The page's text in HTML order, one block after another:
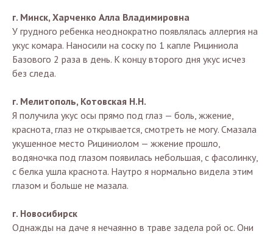
г. Минск, Харченко Алла Владимировна
У грудного ребенка неоднократно появлялась аллергия на
укус комара. Наносили на соску по 1 капле Рициниола
Базового 2 раза в день. К концу второго дня укус исчез
без следа.
г. Мелитополь, Котовская Н.Н.
Я получила укус осы прямо под глаз — боль, жжение,
краснота, глаз не открывается, смотреть не могу. Смазала
укушенное место Рициниолом — жжение прошло,
водяночка под глазом появилась небольшая, с фасолинку,
с белка ушла краснота. Наутро я нормально видела этим
глазом и больше не мазала.
г. Новосибирск
Однажды на даче я нечаянно в траве задела рой ос. Они